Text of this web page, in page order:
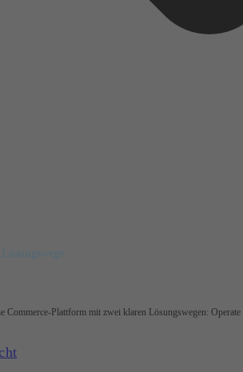
Commerce-Plattform mit zwei klaren Lösungswegen: